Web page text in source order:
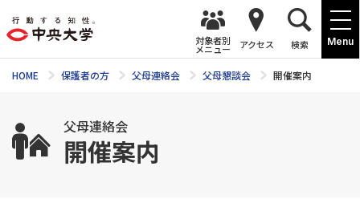
Menu
対象者別
メニュー アクセス 検索
HOME 保護者の方 父母連絡会 父母懇談会 開催案内
父母連絡会
開催案内